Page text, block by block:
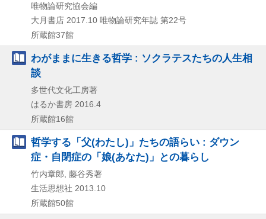
唯物論研究協会編
大月書店 2017.10 唯物論研究年誌 第22号
所蔵館37館
わがままに生きる哲学 : ソクラテスたちの人生相
談
多世代文化工房著
はるか書房 2016.4
所蔵館16館
哲学する「父(わたし)」たちの語らい : ダウン
症・自閉症の「娘(あなた)」との暮らし
竹内章郎, 藤谷秀著
生活思想社 2013.10
所蔵館50館